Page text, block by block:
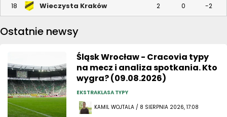
18 Wieczysta Kraków 2 0 -2
Ostatnie newsy
Śląsk Wrocław - Cracovia typy
na mecz i analiza spotkania. Kto
wygra? (09.08.2026)
EKSTRAKLASA TYPY
KAMIL WOJTALA / 8 SIERPNIA 2026, 17:08